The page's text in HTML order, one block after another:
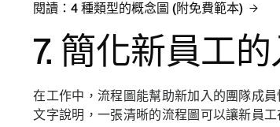
閱讀：4 種類型的概念圖 (附免費範本)
7. 簡化新員工的
在工作中，流程圖能幫助新加入的團隊成
文字說明，一張清晰的流程圖可以讓新員